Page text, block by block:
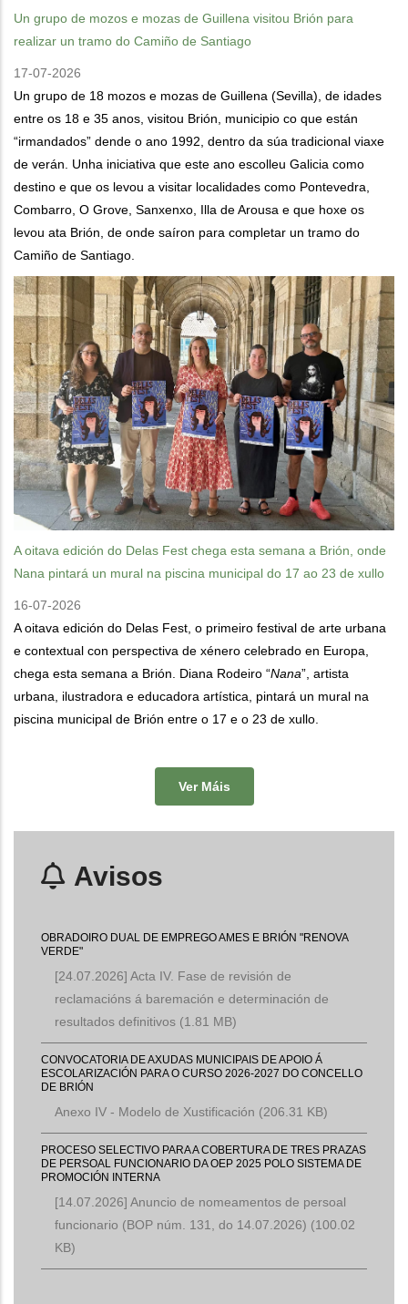
Un grupo de mozos e mozas de Guillena visitou Brión para
realizar un tramo do Camiño de Santiago
17-07-2026
Un grupo de 18 mozos e mozas de Guillena (Sevilla), de idades
entre os 18 e 35 anos, visitou Brión, municipio co que están
“irmandados” dende o ano 1992, dentro da súa tradicional viaxe
de verán. Unha iniciativa que este ano escolleu Galicia como
destino e que os levou a visitar localidades como Pontevedra,
Combarro, O Grove, Sanxenxo, Illa de Arousa e que hoxe os
levou ata Brión, de onde saíron para completar un tramo do
Camiño de Santiago.
A oitava edición do Delas Fest chega esta semana a Brión, onde
Nana pintará un mural na piscina municipal do 17 ao 23 de xullo
16-07-2026
A oitava edición do Delas Fest, o primeiro festival de arte urbana
e contextual con perspectiva de xénero celebrado en Europa,
chega esta semana a Brión. Diana Rodeiro “Nana”, artista
urbana, ilustradora e educadora artística, pintará un mural na
piscina municipal de Brión entre o 17 e o 23 de xullo.
Ver Máis
Avisos
OBRADOIRO DUAL DE EMPREGO AMES E BRIÓN "RENOVA
VERDE"
[24.07.2026] Acta IV. Fase de revisión de
reclamacións á baremación e determinación de
resultados definitivos (1.81 MB)
CONVOCATORIA DE AXUDAS MUNICIPAIS DE APOIO Á
ESCOLARIZACIÓN PARA O CURSO 2026-2027 DO CONCELLO
DE BRIÓN
Anexo IV - Modelo de Xustificación (206.31 KB)
PROCESO SELECTIVO PARA A COBERTURA DE TRES PRAZAS
DE PERSOAL FUNCIONARIO DA OEP 2025 POLO SISTEMA DE
PROMOCIÓN INTERNA
[14.07.2026] Anuncio de nomeamentos de persoal
funcionario (BOP núm. 131, do 14.07.2026) (100.02
KB)